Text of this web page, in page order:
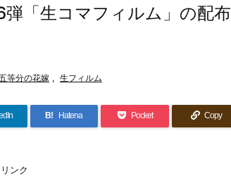
弾「生コマフィルム」の配布
等分の花嫁 , 生フィルム
B! Hatena Pocket Copy
ンク